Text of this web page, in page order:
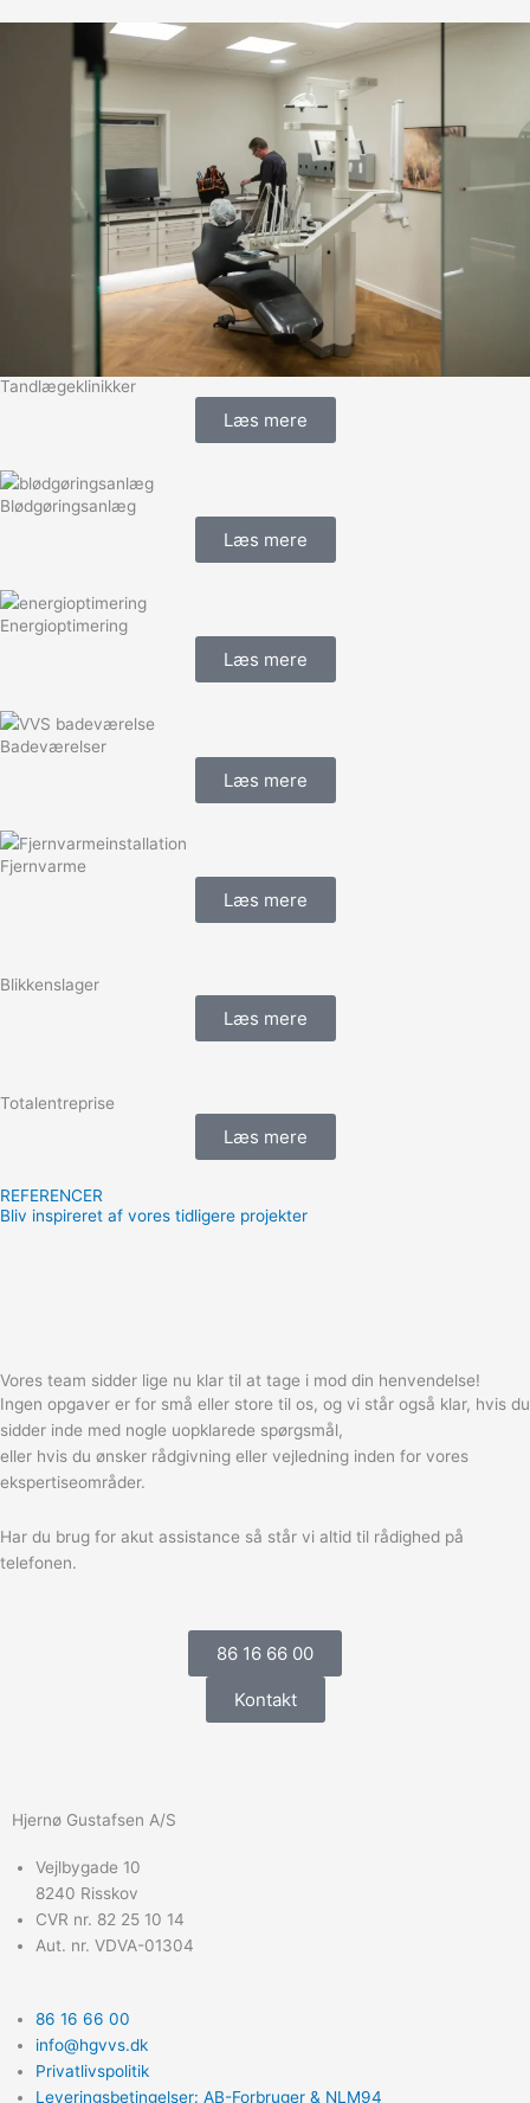
Tandlægeklinikker
Læs mere
Blødgøringsanlæg
Læs mere
Energioptimering
Læs mere
Badeværelser
Læs mere
Fjernvarme
Læs mere
Blikkenslager
Læs mere
Totalentreprise
Læs mere
REFERENCER
Bliv inspireret af vores tidligere projekter
Vores team sidder lige nu klar til at tage i mod din henvendelse!
Ingen opgaver er for små eller store til os, og vi står også klar, hvis du
sidder inde med nogle uopklarede spørgsmål,
eller hvis du ønsker rådgivning eller vejledning inden for vores
ekspertiseområder.
Har du brug for akut assistance så står vi altid til rådighed på
telefonen.
86 16 66 00
Kontakt
Hjernø Gustafsen A/S
Vejlbygade 10
8240 Risskov
CVR nr. 82 25 10 14
Aut. nr. VDVA-01304
86 16 66 00
info@hgvvs.dk
Privatlivspolitik
Leveringsbetingelser: AB-Forbruger & NLM94